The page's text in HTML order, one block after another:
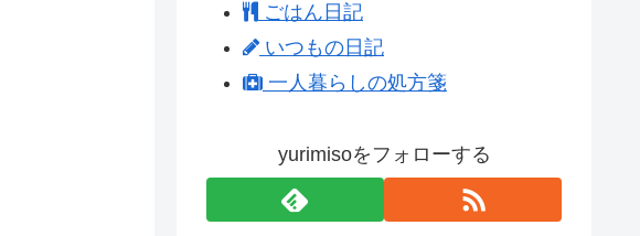
ごはん日記
いつもの日記
一人暮らしの処方箋
yurimisoをフォローする